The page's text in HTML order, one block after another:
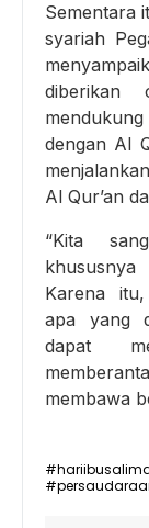
Sementara
syariah
dengan Al
Al Qur’an
“Kita
Karena
apa yang
dapat
membawa